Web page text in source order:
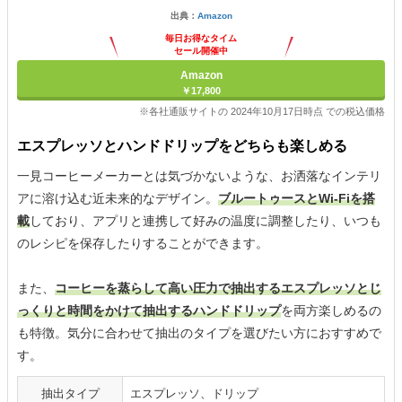
出典： Amazon
毎日お得なタイム
セール開催中
Amazon
￥17,800
※各社通販サイトの 2024年10月17日時点 での税込価格
エスプレッソとハンドドリップをどちらも楽しめる
一見コーヒーメーカーとは気づかないような、お洒落なインテリ
アに溶け込む近未来的なデザイン。 ブルートゥースとWi-Fiを搭
載しており、アプリと連携して好みの温度に調整したり、いつも
のレシピを保存したりすることができます。
また、 コーヒーを蒸らして高い圧力で抽出するエスプレッソとじ
っくりと時間をかけて抽出するハンドドリップを両方楽しめるの
も特徴。気分に合わせて抽出のタイプを選びたい方におすすめで
す。
抽出タイプ エスプレッソ、ドリップ